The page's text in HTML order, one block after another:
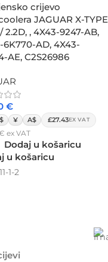
crijevo
JAGUAR X-TYPE
2.2D, , 4X43-9247-AB,
6K770-AD, 4X43-
AE, C2S26986
€
$ ¥ A$ £27.43EX VAT
ex VAT
Dodaj u košaricu
u košaricu
11-1-2